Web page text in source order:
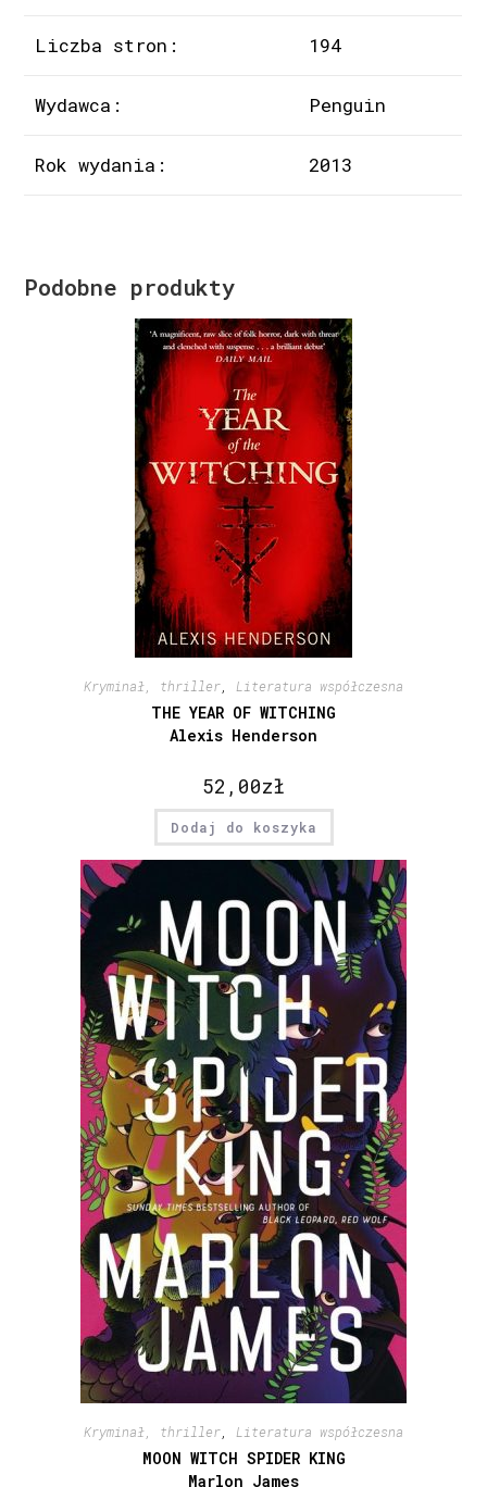
Liczba stron: 194
Wydawca: Penguin
Rok wydania: 2013
Podobne produkty
Kryminał, thriller, Literatura współczesna
THE YEAR OF WITCHING
Alexis Henderson
52,00zł
Dodaj do koszyka
Kryminał, thriller Literatura współczesna
MOON WITCH SPIDER KING
Marlon James